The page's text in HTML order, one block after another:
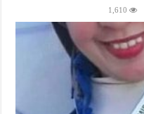
1,610